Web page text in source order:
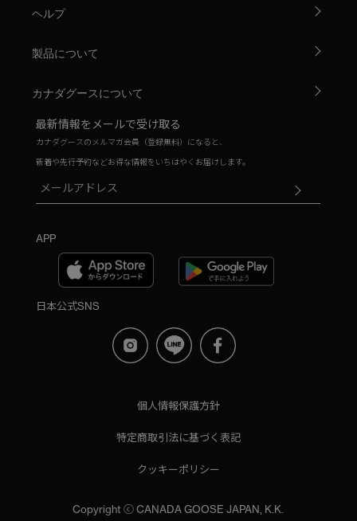
ヘルプ
製品について
カナダグースについて
最新情報をメールで受け取る
カナダグースのメルマガ会員（登録無料）になると、
新着や先行予約などお得な情報をいちはやくお届けします。
APP
日本公式SNS
個人情報保護方針
特定商取引法に基づく表記
クッキーポリシー
Copyright ⓒ CANADA GOOSE JAPAN, K.K.